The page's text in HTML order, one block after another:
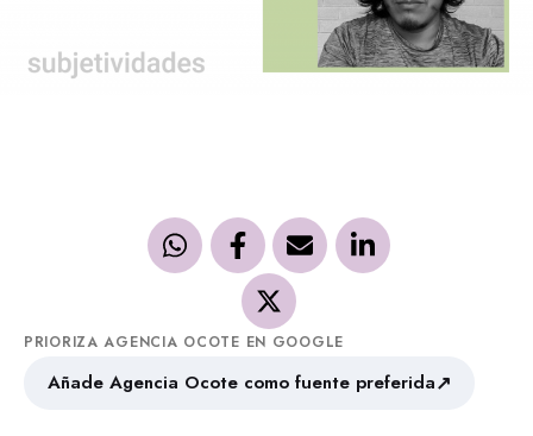
PRIORIZA AGENCIA OCOTE EN GOOGLE
Añade Agencia Ocote como fuente preferida↗